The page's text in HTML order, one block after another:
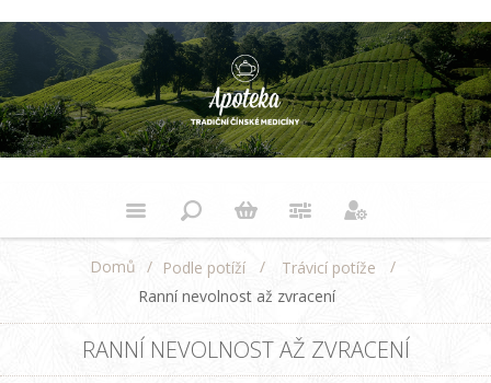
Domů / Podle potíží / Trávicí potíže
/
Ranní nevolnost až zvracení
RANNÍ NEVOLNOST AŽ ZVRACENÍ